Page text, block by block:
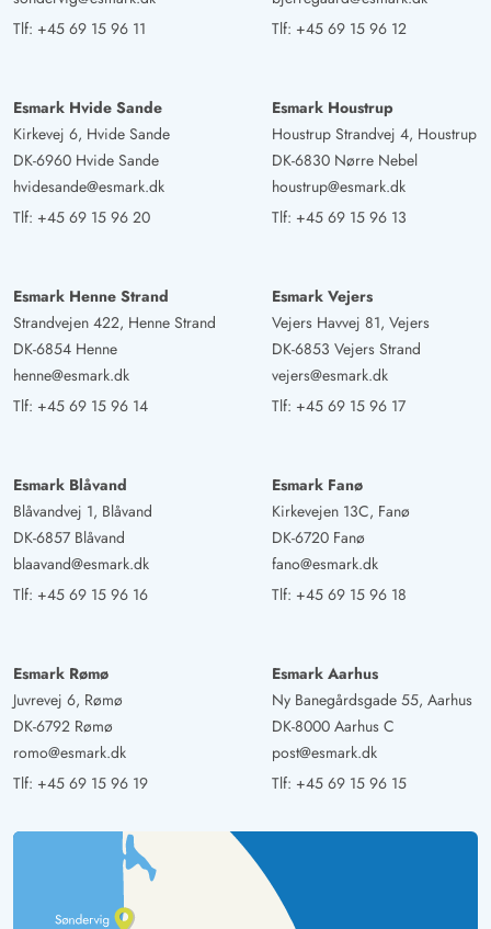
Tlf: +45 69 15 96 11
Tlf: +45 69 15 96 12
Esmark Hvide Sande
Kirkevej 6, Hvide Sande
DK-6960 Hvide Sande
hvidesande@esmark.dk
Tlf: +45 69 15 96 20
Esmark Houstrup
Houstrup Strandvej 4, Houstrup
DK-6830 Nørre Nebel
houstrup@esmark.dk
Tlf: +45 69 15 96 13
Esmark Henne Strand
Strandvejen 422, Henne Strand
DK-6854 Henne
henne@esmark.dk
Tlf: +45 69 15 96 14
Esmark Vejers
Vejers Havvej 81, Vejers
DK-6853 Vejers Strand
vejers@esmark.dk
Tlf: +45 69 15 96 17
Esmark Blåvand
Blåvandvej 1, Blåvand
DK-6857 Blåvand
blaavand@esmark.dk
Tlf: +45 69 15 96 16
Esmark Fanø
Kirkevejen 13C, Fanø
DK-6720 Fanø
fano@esmark.dk
Tlf: +45 69 15 96 18
Esmark Rømø
Juvrevej 6, Rømø
DK-6792 Rømø
romo@esmark.dk
Tlf: +45 69 15 96 19
Esmark Aarhus
Ny Banegårdsgade 55, Aarhus
DK-8000 Aarhus C
post@esmark.dk
Tlf: +45 69 15 96 15